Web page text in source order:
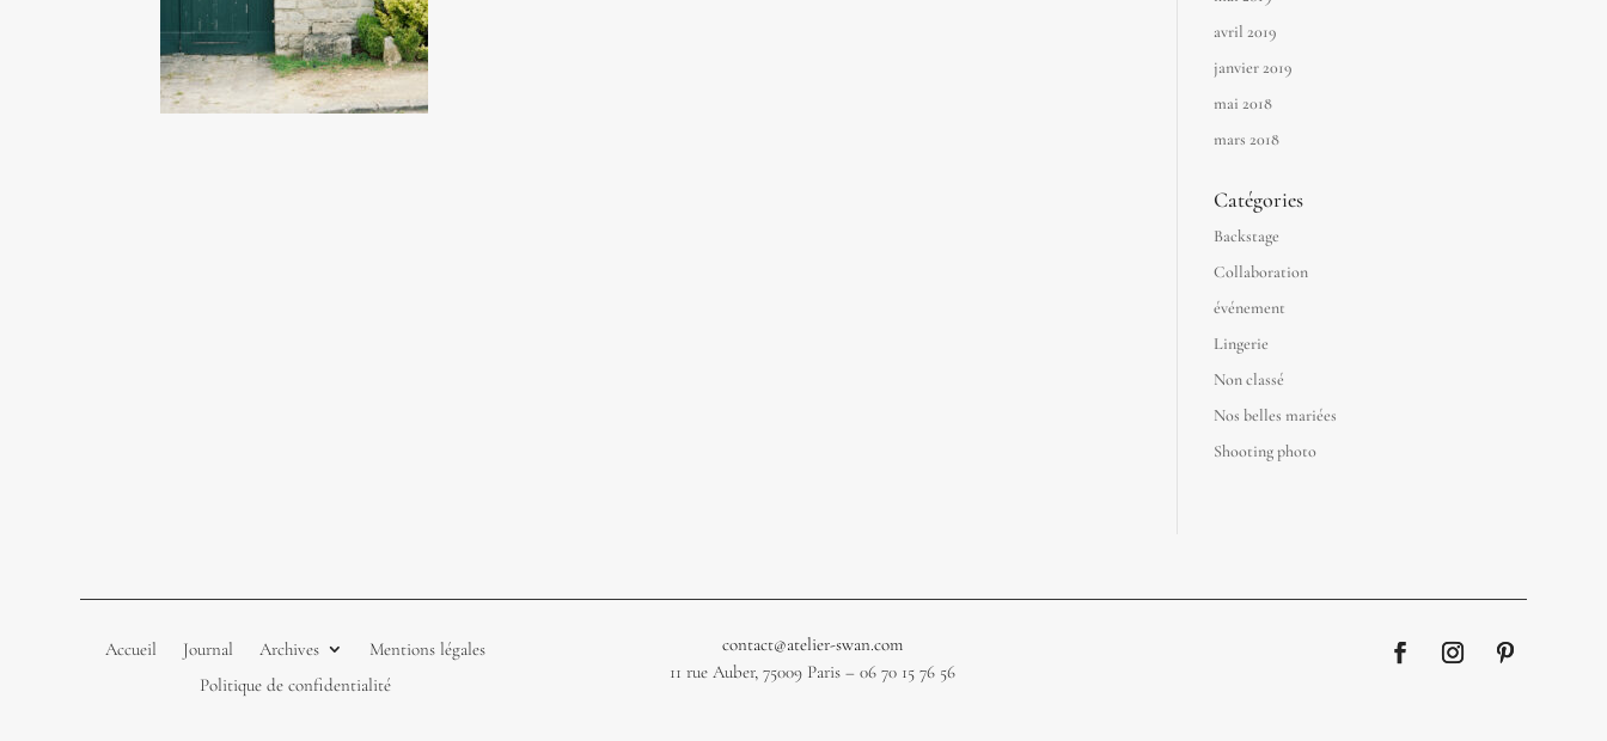
avril 2019
janvier 2019
mai 2018
mars 2018
Catégories
Backstage
Collaboration
événement
Lingerie
Non classé
Nos belles mariées
Shooting photo
Accueil Journal Archives
Mentions légales
Politique de confidentialité
contact@atelier-swan.com
11 rue Auber, 75009 Paris – 06 70 15 76 56